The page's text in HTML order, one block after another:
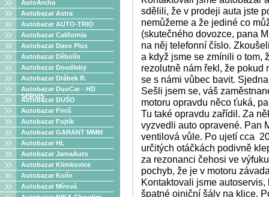
AutoArcha
Autobazar Astra
Autobazar AUTO-TRIO
Autobazar California
Autobazar Davo Plus
Autobazar Děbolín
Autobazar Doudleby
Autobazar Drábek R.
Autobazar DuoCar - HD
SERVIS
Autobazar DUŠO
Autobazar Finiš
Autobazar Fojtík
Autobazar GARANT MMM
Autobazar HL
Autobazar JamaAuto
Autobazar Klimkovice
Autobazar Kolín
Autobazar Mírová
sdělili, že v prodeji auta jste
nemůžeme a že jediné co
(skutečného dovozce, pana
na něj telefonní číslo.
a když jsme se zmínili o tom,
rezolutně nám řekl, že
se s námi vůbec bavit.
Sešli jsem se, váš
motoru opravdu něco ťuká,
Tu také opravdu zařídil. Za
vyzvedli auto opravené. Pan
ventilová vůle. Po ujetí cca
určitých otáčkách podivně
za rezonanci čehosi ve
pochyb, že je v motoru
Kontaktovali jsme
špatné ojniční šály na klice.